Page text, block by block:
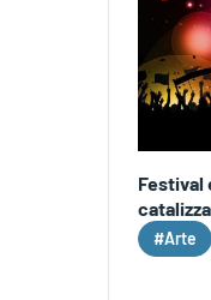
Festival
#Arte